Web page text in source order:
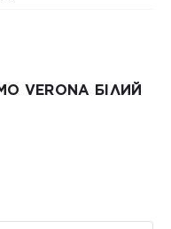
VERONA БІЛИЙ